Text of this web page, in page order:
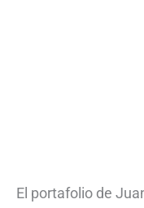
El portafolio de